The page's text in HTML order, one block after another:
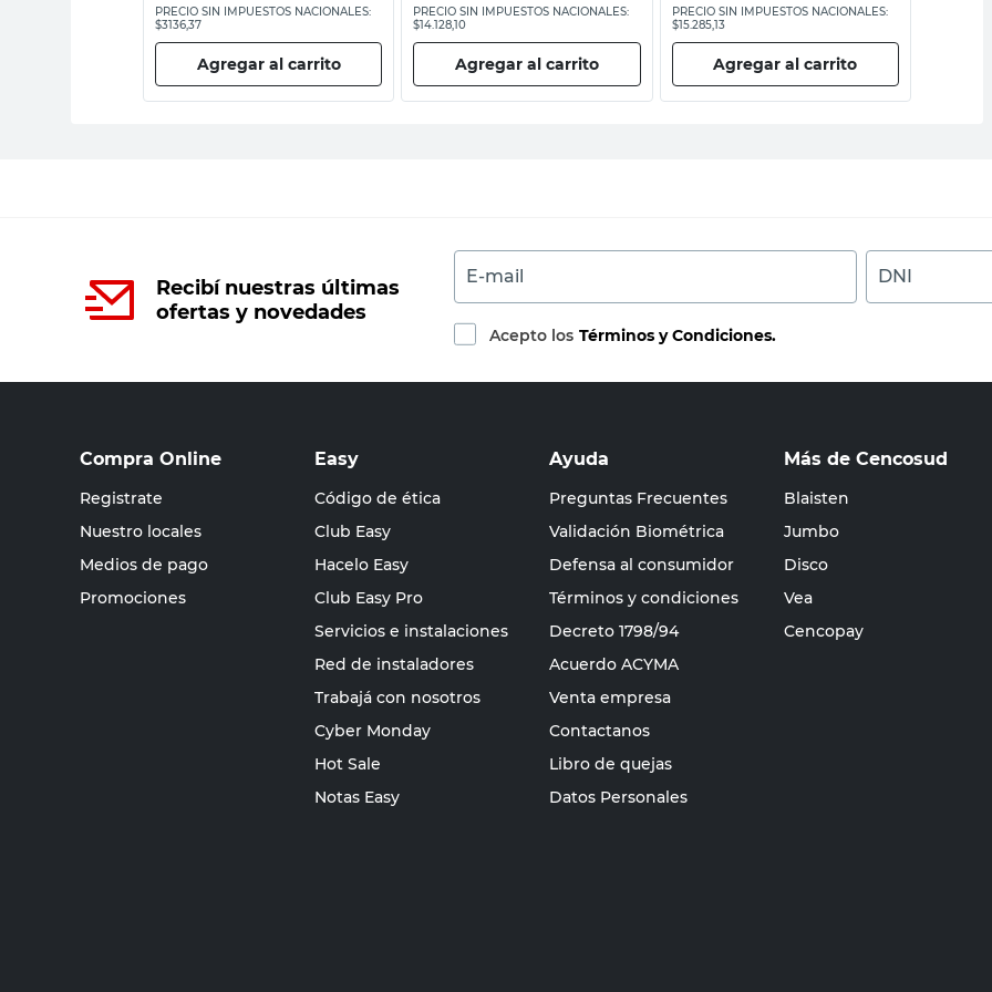
PRECIO SIN IMPUESTOS NACIONALES:
$3136,37
Agregar al carrito
PRECIO SIN IMPUESTOS NACIONALES:
$14.128,10
Agregar al carrito
PRECIO SIN IMPUESTOS NACIONALES:
$15.285,13
Agregar al carrito
Recibí nuestras últimas
ofertas y novedades
E-mail DNI
Acepto los Términos y Condiciones.
Compra Online
Registrate
Nuestro locales
Medios de pago
Promociones
Easy
Código de ética
Club Easy
Hacelo Easy
Club Easy Pro
Servicios e instalaciones
Red de instaladores
Trabajá con nosotros
Cyber Monday
Hot Sale
Notas Easy
Ayuda
Preguntas Frecuentes
Validación Biométrica
Defensa al consumidor
Términos y condiciones
Decreto 1798/94
Acuerdo ACYMA
Venta empresa
Contactanos
Libro de quejas
Datos Personales
Más de Cencosud
Blaisten
Jumbo
Disco
Vea
Cencopay